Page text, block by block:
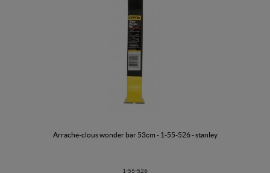
arrache-clous wonder bar 53cm - 1-55-526 - stanley
1-55-526